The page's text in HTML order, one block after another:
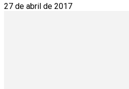
27 de abril de 2017